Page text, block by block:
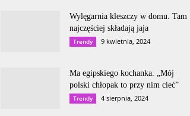
Wylęgarnia kleszczy w domu. Tam
najczęściej składają jaja
Trendy 9 kwietnia, 2024
Ma egipskiego kochanka. „Mój
polski chłopak to przy nim cieć”
Trendy 4 sierpnia, 2024